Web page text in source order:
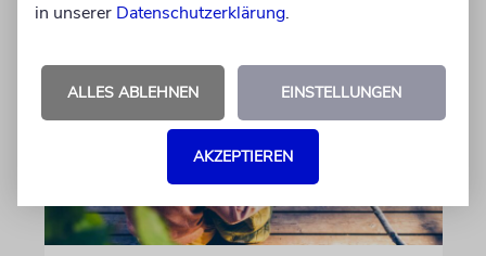
in unserer Datenschutzerklärung.
ALLES ABLEHNEN EINSTELLUNGEN
AKZEPTIEREN